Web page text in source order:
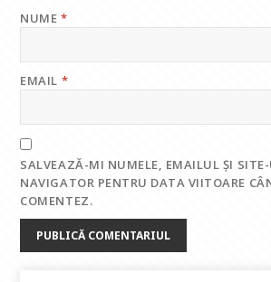
NUME*
EMAIL *
SALVEAZĂ-MI NUMELE, EMAILUL ȘI SITE-
NAVIGATOR PENTRU DATA VIITOARE
COMENTEZ.